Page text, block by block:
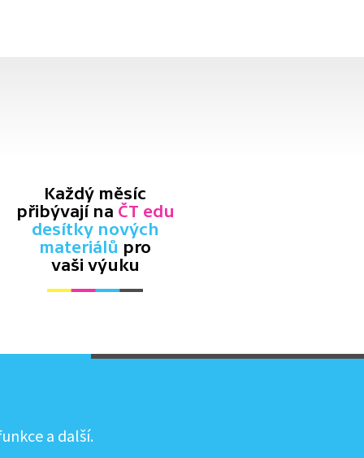
Každý měsíc
přibývají na ČT edu
desítky nových
materiálů pro
vaši výuku
a další.